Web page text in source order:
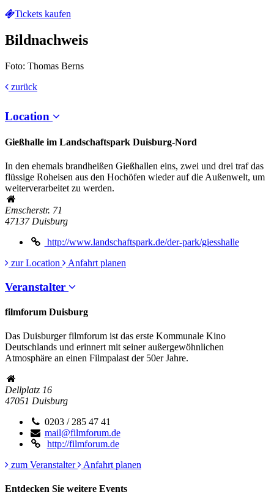
Tickets kaufen
Bildnachweis
Foto: Thomas Berns
zurück
Location
Gießhalle im Landschaftspark Duisburg-Nord
In den ehemals brandheißen Gießhallen eins, zwei und drei traf das
flüssige Roheisen aus den Hochöfen wieder auf die Außenwelt, um
weiterverarbeitet zu werden.
Emscherstr. 71
47137 Duisburg
http://www.landschaftspark.de/der-park/giesshalle
zur Location
Anfahrt planen
Veranstalter
filmforum Duisburg
Das Duisburger filmforum ist das erste Kommunale Kino
Deutschlands und erinnert mit seiner außergewöhnlichen
Atmosphäre an einen Filmpalast der 50er Jahre.
Dellplatz 16
47051 Duisburg
0203 / 285 47 41
mail@filmforum.de
http://filmforum.de
zum Veranstalter
Anfahrt planen
Entdecken Sie weitere Events